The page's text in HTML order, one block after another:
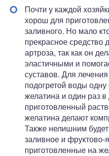
Почти у каждой
хорош для
заливного. Но мало
прекрасное средство
артроза, так как он
эластичными и
суставов. Для
подогретой воды
желатина и один раз
приготовленный
желатина делают
Также нелишним
заливное и фруктово-
приготовленные на